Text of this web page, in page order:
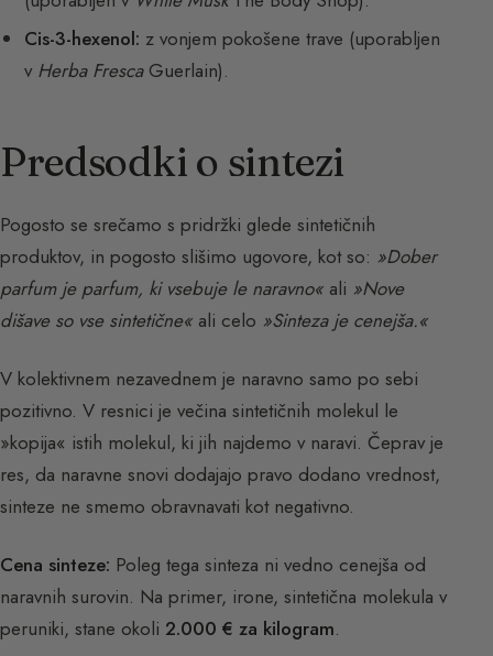
Cis-3-hexenol: z vonjem pokošene trave (uporabljen
v Herba FrescaGuerlain).
Predsodki o sintezi
Pogosto se srečamo s pridržki glede sintetičnih
produktov, in pogosto slišimo ugovore, kot so: »Dober
parfum je parfum, ki vsebuje le naravno« ali »Nove
dišave so vse sintetične« ali celo »Sinteza je cenejša.«
V kolektivnem nezavednem je naravno samo po sebi
pozitivno. V resnici je večina sintetičnih molekul le
»kopija« istih molekul, ki jih najdemo v naravi. Čeprav je
res, da naravne snovi dodajajo pravo dodano vrednost,
sinteze ne smemo obravnavati kot negativno.
Cena sinteze: Poleg tega sinteza ni vedno cenejša od
naravnih surovin. Na primer, irone, sintetična molekula v
peruniki, stane okoli 2.000 € za kilogram.